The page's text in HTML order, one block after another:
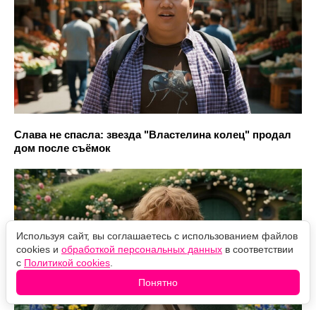
Слава не спасла: звезда "Властелина колец" продал
дом после съёмок
Используя сайт, вы соглашаетесь с использованием файлов
cookies и обработкой персональных данных в соответствии
с Политикой cookies
Понятно